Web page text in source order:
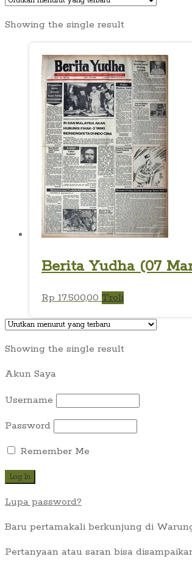
Showing the single result
Berita Yudha (07
Rp17.500,00 Troli
Showing the single result
Akun Saya
Username
Password
Remember Me
Lupa password?
Baru pertamakali berkunjung di
Pertanyaan atau saran bisa